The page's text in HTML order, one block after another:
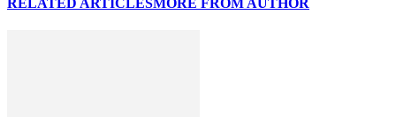
RELATED ARTICLESMORE FROM AUTHOR